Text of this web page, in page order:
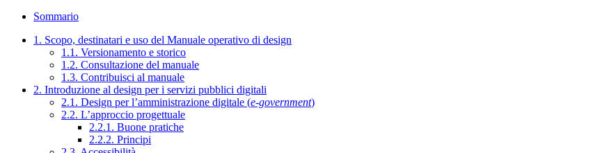
Sommario
1. Scopo, destinatari e uso del Manuale operativo di design
1.1. Versionamento e storico
1.2. Consultazione del manuale
1.3. Contribuisci al manuale
2. Introduzione al design per i servizi pubblici digitali
2.1. Design per l’amministrazione digitale (e-government)
2.2. L’approccio progettuale
2.2.1. Buone pratiche
2.2.2. Principi